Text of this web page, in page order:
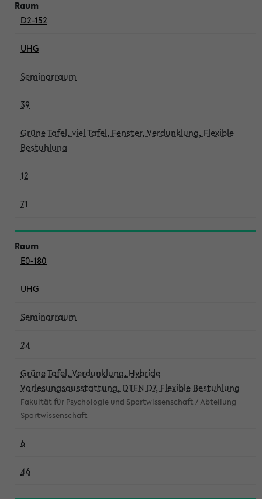
D2-152
UHG
Seminarraum
39
Grüne Tafel, viel Tafel, Fenster, Verdunklung, Flexible
Bestuhlung
12
71
E0-180
UHG
Seminarraum
24
Grüne Tafel, Verdunklung, Hybride
Vorlesungsausstattung, DTEN D7, Flexible Bestuhlung
Fakultät für Psychologie und Sportwissenschaft / Abteilung
Sportwissenschaft
6
46